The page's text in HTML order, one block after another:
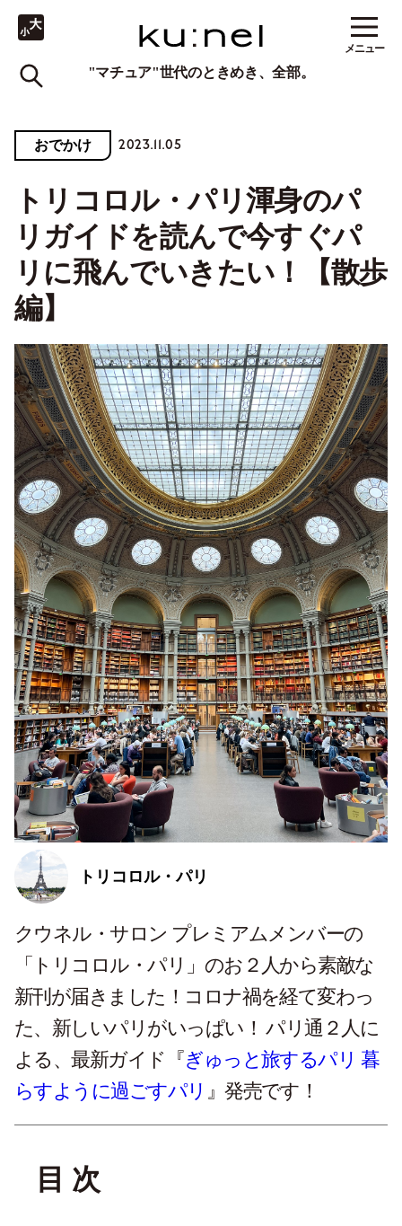
"マチュア"世代のときめき、全部。
メニュー
おでかけ 2023.11.05
トリコロル・パリ渾身のパ
リガイドを読んで今すぐパ
リに飛んでいきたい！【散歩
編】
トリコロル・パリ
クウネル・サロン プレミアムメンバーの
「トリコロル・パリ」のお２人から素敵な
新刊が届きました！コロナ禍を経て変わっ
た、新しいパリがいっぱい！ パリ通２人に
よる、最新ガイド『ぎゅっと旅するパリ 暮
らすように過ごすパリ 』発売です！
目 次